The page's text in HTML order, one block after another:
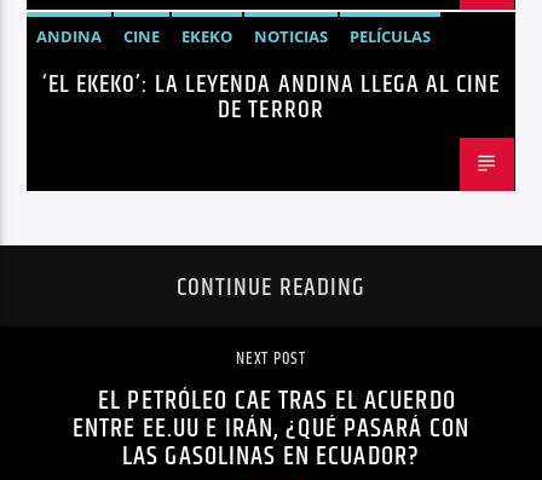
QUITOBICI
ANDINA CINE EKEKO NOTICIAS
PELÍCULAS
TENDENCIAS
TERROR
‘EL EKEKO’: LA LEYENDA ANDINA LLEGA AL CINE
DE TERROR
CONTINUE READING
NEXT POST
EL PETRÓLEO CAE TRAS EL ACUERDO
ENTRE EE.UU E IRÁN, ¿QUÉ PASARÁ CON
LAS GASOLINAS EN ECUADOR?